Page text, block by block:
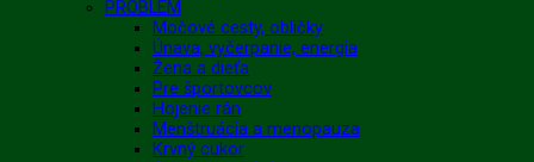
PROBLÉM
Močové cesty, obličky
Únava, vyčerpanie, energia
Žena a dieťa
Pre športovcov
Hojenie rán
Menštruácia a menopauza
Krvný cukor